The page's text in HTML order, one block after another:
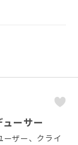
ーサー
ーザー、クライ